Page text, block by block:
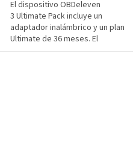
El dispositivo OBDeleven
3 Ultimate Pack incluye un
adaptador inalámbrico y un plan
Ultimate de 36 meses. El
dispositivo es compatible con